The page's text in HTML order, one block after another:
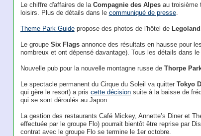
Le chiffre d'affaires de la Compagnie des Alpesau troisième
loisirs. Plus de détails dans le communiqué de presse.
Theme Park Guidepropose des photos de l'hôtel de
Le groupe Six Flagsannonce des résultats en hausse pour
nombreux et ont dépensé davantage). Tous les détails dans le
Nouvelle pub pour la nouvelle montagne russe de Thorpe
Le spectacle permanent du Cirque du Soleil va quitter Tokyo
qui gère le resort) a pris cette décisionsuite à la baisse de
qui se sont déroulés au Japon.
La gestion des restaurants Café Mickey, Annette’s Diner et
effectuée par le groupe Flo) pourrait bientôt être reprise par
contrat avec le groupe Flo se termine le 1er octobre.